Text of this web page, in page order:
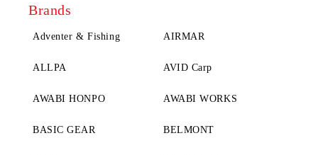
Brands
Adventer & Fishing AIRMAR
ALLPA AVID Carp
AWABI HONPO AWABI WORKS
BASIC GEAR BELMONT